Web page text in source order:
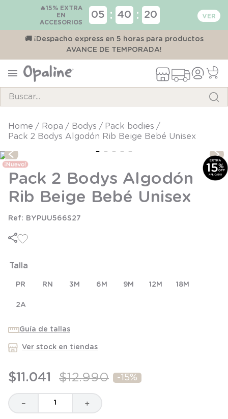
🔥15% EXTRA
EN
ACCESORIOS
05 : 40 : 20
🚚 ¡Despacho express en 5 horas para productos
AVANCE DE TEMPORADA!
ropa bodys
pack bodies
Pack 2 Bodys Algodón Rib Beige Bebé Unisex
Pack 2 Bodys Algodón
Rib Beige Bebé Unisex
BYPUU566S27
Talla
PR RN 3M 6M 9M 12M 18M
2A
Guía de tallas
Ver stock en tiendas
$11 .041 $12.990 -15%
＋
－
TÉRMINOS MÁS BUSCADOS
2.
3.
zapatillas
4.
body
5
panty
8.
9.
saco
10